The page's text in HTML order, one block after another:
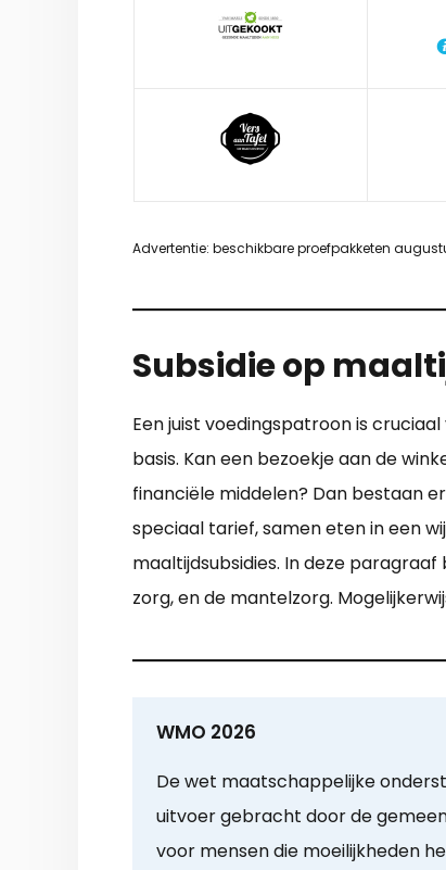
Advertentie: beschikbare proefpakketen
Subsidie op
Een juist voedingspatroon is
basis. Kan een bezoekje aan de
financiële middelen? Dan bestaan
speciaal tarief, samen eten in een
maaltijdsubsidies. In deze
zorg, en de mantelzorg.
WMO 2026
De wet maatschappelijke
uitvoer gebracht door de
voor mensen die moeilijkheden